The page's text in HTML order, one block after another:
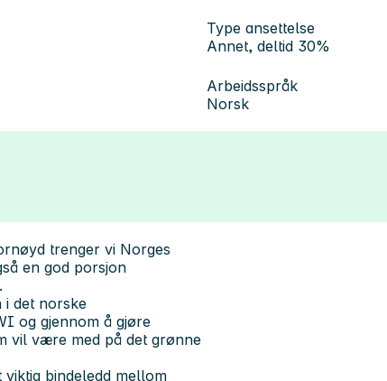
Type ansettelse
Annet, deltid 30%
Arbeidsspråk
Norsk
trenger vi Norges
en god porsjon
det norske
og gjennom å gjøre
vil være med på det grønne
bindeledd mellom